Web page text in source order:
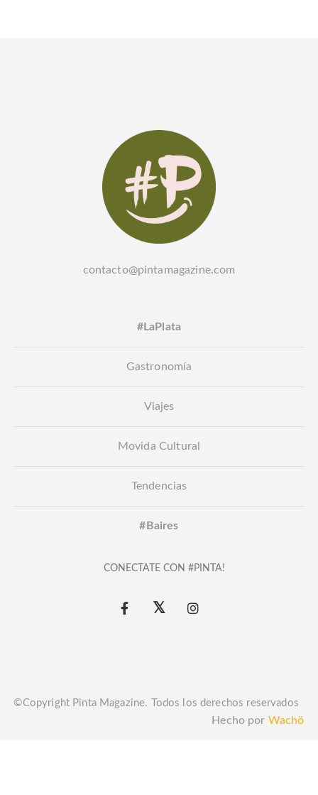
contacto@pintamagazine.com
#LaPlata
Gastronomía
Viajes
Movida Cultural
Tendencias
#Baires
CONECTATE CON #PINTA!
©Copyright Pinta Magazine. Todos los derechos reservados
Hecho por Wachö